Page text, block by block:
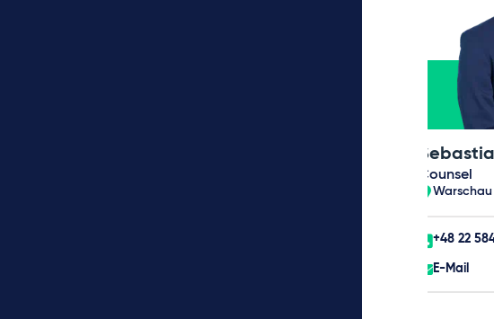
Counsel
Warschau
+48 22
E-Mail